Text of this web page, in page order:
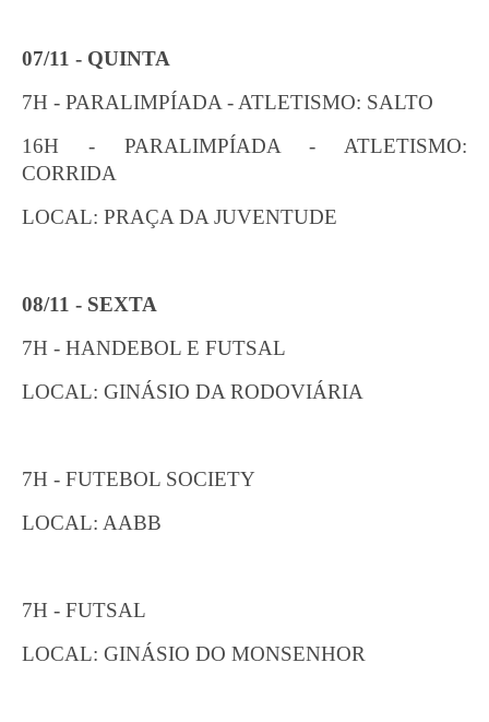
07/11 - QUINTA
7H - PARALIMPÍADA - ATLETISMO: SALTO
16H - PARALIMPÍADA - ATLETISMO:
CORRIDA
LOCAL: PRAÇA DA JUVENTUDE
08/11 - SEXTA
7H - HANDEBOL E FUTSAL
LOCAL: GINÁSIO DA RODOVIÁRIA
7H - FUTEBOL SOCIETY
LOCAL: AABB
7H - FUTSAL
LOCAL: GINÁSIO DO MONSENHOR